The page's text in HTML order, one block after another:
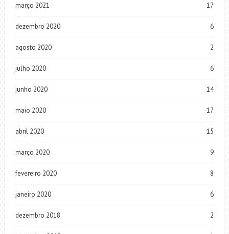
março 2021 17
dezembro 2020 6
agosto 2020 2
julho 2020 6
junho 2020 14
maio 2020 17
abril 2020 15
março 2020 9
fevereiro 2020 8
janeiro 2020 6
dezembro 2018 2